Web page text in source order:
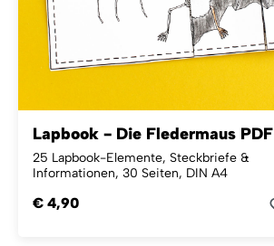
Lapbook - Die Fledermaus PDF
25 Lapbook-Elemente, Steckbriefe &
Informationen, 30 Seiten, DIN A4
€ 4,90